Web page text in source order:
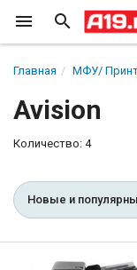
Главная МФУ/
Avision
Количество: 4
Новые и